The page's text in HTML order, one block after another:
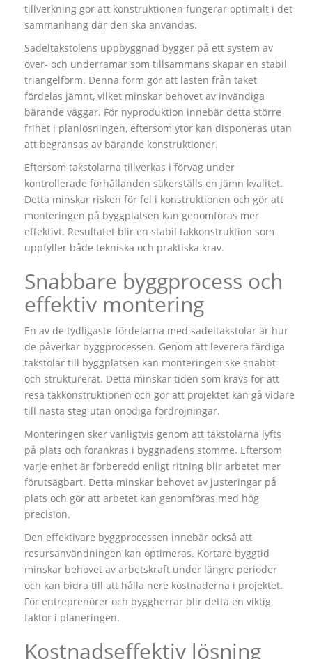
tillverkning gör att konstruktionen fungerar optimalt i det
sammanhang där den ska användas.
Sadeltakstolens uppbyggnad bygger på ett system av
över- och underramar som tillsammans skapar en stabil
triangelform. Denna form gör att lasten från taket
fördelas jämnt, vilket minskar behovet av invändiga
bärande väggar. För nyproduktion innebär detta större
frihet i planlösningen, eftersom ytor kan disponeras utan
att begränsas av bärande konstruktioner.
Eftersom takstolarna tillverkas i förväg under
kontrollerade förhållanden säkerställs en jämn kvalitet.
Detta minskar risken för fel i konstruktionen och gör att
monteringen på byggplatsen kan genomföras mer
effektivt. Resultatet blir en stabil takkonstruktion som
uppfyller både tekniska och praktiska krav.
Snabbare byggprocess och
effektiv montering
En av de tydligaste fördelarna med sadeltakstolar är hur
de påverkar byggprocessen. Genom att leverera färdiga
takstolar till byggplatsen kan monteringen ske snabbt
och strukturerat. Detta minskar tiden som krävs för att
resa takkonstruktionen och gör att projektet kan gå vidare
till nästa steg utan onödiga fördröjningar.
Monteringen sker vanligtvis genom att takstolarna lyfts
på plats och förankras i byggnadens stomme. Eftersom
varje enhet är förberedd enligt ritning blir arbetet mer
förutsägbart. Detta minskar behovet av justeringar på
plats och gör att arbetet kan genomföras med hög
precision.
Den effektivare byggprocessen innebär också att
resursanvändningen kan optimeras. Kortare byggtid
minskar behovet av arbetskraft under längre perioder
och kan bidra till att hålla nere kostnaderna i projektet.
För entreprenörer och byggherrar blir detta en viktig
faktor i planeringen.
Kostnadseffektiv lösning